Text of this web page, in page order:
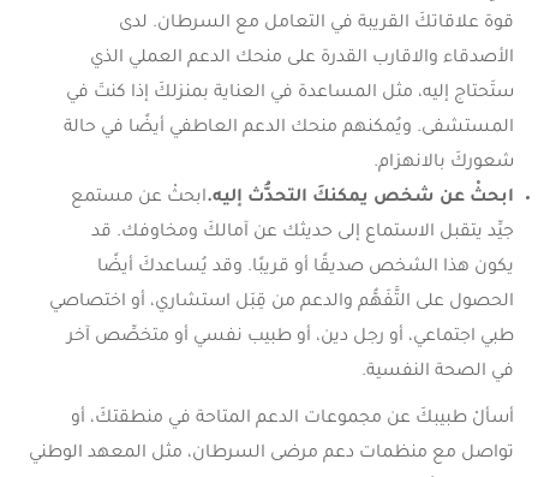
قوة علاقاتكَ القريبة في التعامل مع السرطان. لدى
الأصدقاء والاقارب القدرة على منحك الدعم العملي الذي
ستَحتاج إليه، مثل المساعدة في العناية بمنزلكَ إذا كنتَ في
المستشفى. ويُمكنهم منحك الدعم العاطفي أيضًا في حالة
شعوركَ بالانهزام.
ابحثْ عن شخص يمكنكَ التحدُّث إليه.ابحثْ عن مستمع
جيِّد يتقبل الاستماع إلى حديثك عن آمالكَ ومخاوفك. قد
يكون هذا الشخص صديقًا أو قريبًا. وقد يُساعدكَ أيضًا
الحصول على التَّفَهُّم والدعم من قِبَل استشاري، أو اختصاصي
طبي اجتماعي، أو رجل دين، أو طبيب نفسي أو متخصِّص آخر
في الصحة النفسية.
أسألْ طبيبكَ عن مجموعات الدعم المتاحة في منطقتكَ، أو
تواصل مع منظمات دعم مرضى السرطان، مثل المعهد الوطني